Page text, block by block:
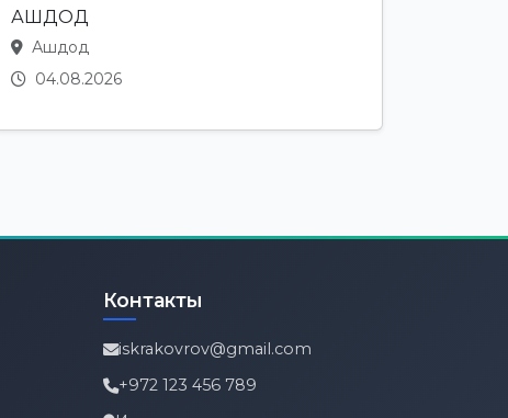
АШДОД
Ашдод
04.08.2026
Контакты
iskrakovrov@gmail.com
+972 123 456 789